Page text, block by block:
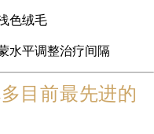
色绒毛
水平调整治疗间隔
目前最先进的